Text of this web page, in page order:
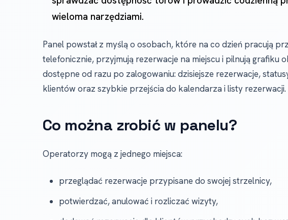
wieloma narzędziami.
Panel powstał z myślą o osobach, które na co dzień pracują
telefonicznie, przyjmują rezerwacje na miejscu i pilnują grafiku
dostępne od razu po zalogowaniu: dzisiejsze rezerwacje,
klientów oraz szybkie przejścia do kalendarza i listy rezerwacji.
Co można zrobić w panelu?
Operatorzy mogą z jednego miejsca:
przeglądać rezerwacje przypisane do swojej strzelnicy,
potwierdzać, anulować i rozliczać wizyty,